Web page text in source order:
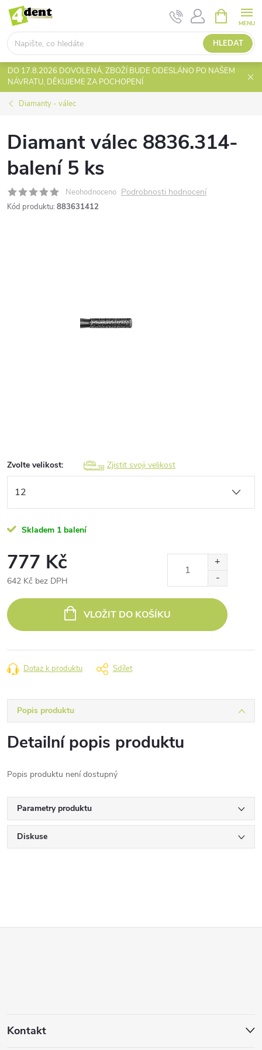
Přejít
obsah
HLEDAT
NÁKUPNÍ
KOŠÍK
DO 17.8.2026 DOVOLENÁ, ZBOŽÍ BUDE ODESLÁNO PO NAŠEM
NÁVRATU, DĚKUJEME ZA POCHOPENÍ
Diamanty - válec
Diamant válec 8836.314-
balení 5 ks
Neohodnoceno Podrobnosti hodnocení
Kód produktu: 883631412
Zvolte velikost: Zjistit svoji velikost
Skladem 1 balení
777 Kč
642 Kč bez DPH
cena:
VLOŽIT DO KOŠÍKU
Dotaz k produktu Sdílet
Popis produktu
Detailní popis produktu
Popis produktu není dostupný
Parametry produktu
Diskuse
aKontakt